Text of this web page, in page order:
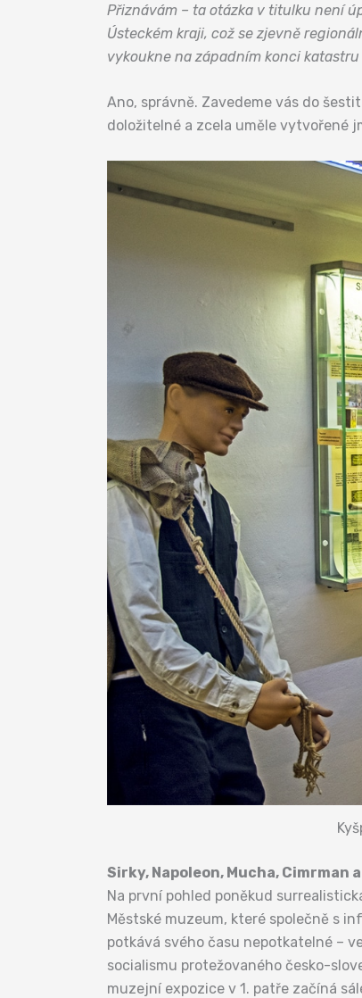
Přiznávám – ta otázka v titulku není
Ústeckém kraji, což se zjevně
vykoukne na západním konci
Ano, správně. Zavedeme vás do
doložitelné a zcela uměle vytvořené
Sirky, Napoleon, Mucha, Cimrman
Na první pohled poněkud
Městské muzeum, které společně s
potkává svého času nepotkatelné –
socialismu protežovaného česko-
muzejní expozice v 1. patře začíná